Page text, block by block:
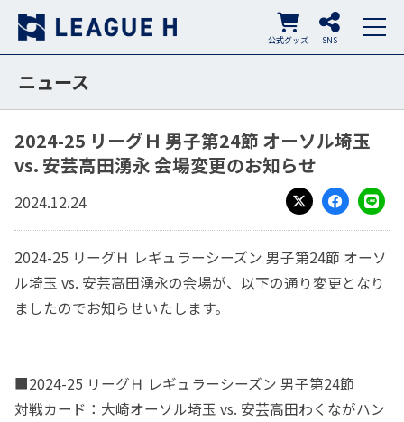
SNS
公式グッズ
ニュース
2024-25 リーグＨ 男子第24節 オーソル埼玉
vs. 安芸高田湧永 会場変更のお知らせ
2024.12.24
X
Facebook
LINE
2024-25 リーグＨ レギュラーシーズン 男子第24節 オーソ
ル埼玉 vs. 安芸高田湧永の会場が、以下の通り変更となり
ましたのでお知らせいたします。
■2024-25 リーグＨ レギュラーシーズン 男子第24節
対戦カード：大崎オーソル埼玉 vs. 安芸高田わくながハン